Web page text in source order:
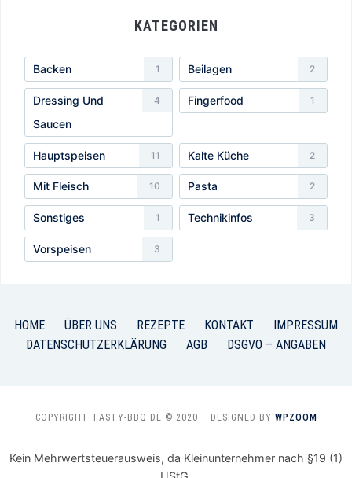
KATEGORIEN
Backen 1 Beilagen 2
Dressing Und
Saucen
4 Fingerfood 1
Hauptspeisen 11 Kalte Küche 2
Mit Fleisch 10 Pasta 2
Sonstiges 1 Technikinfos 3
Vorspeisen 3
HOME ÜBER UNS REZEPTE KONTAKT
IMPRESSUM
DATENSCHUTZERKLÄRUNG
AGB DSGVO – ANGABEN
COPYRIGHT TASTY-BBQ.DE © 2020 — DESIGNED BY WPZOOM
Kein Mehrwertsteuerausweis, da Kleinunternehmer nach §19 (1)